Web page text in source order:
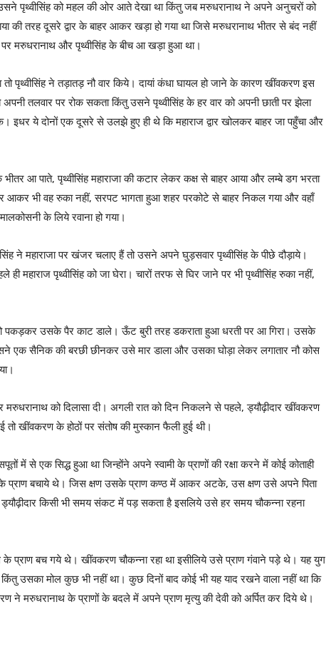
पृथ्वीसिंह को महल की ओर आते देखा था किंतु जब मरुधरानाथ ने अपने अनुचरों को
की तरह दूसरे द्वार के बाहर आकर खड़ा हो गया था जिसे मरुधरानाथ भीतर से बंद नहीं
मरुधरानाथ और पृथ्वीसिंह के बीच आ खड़ा हुआ था।
पृथ्वीसिंह ने तड़ातड़ नौ वार किये। दायां कंधा घायल हो जाने के कारण खींवकरण इस
अपनी तलवार पर रोक सकता किंतु उसने पृथ्वीसिंह के हर वार को अपनी छाती पर झेला
इधर ये दोनों एक दूसरे से उलझे हुए ही थे कि महाराज द्वार खोलकर बाहर जा पहुँचा और
आ पाते, पृथ्वीसिंह महाराजा की कटार लेकर कक्ष से बाहर आया और लम्बे डग भरता
भी वह रुका नहीं, सरपट भागता हुआ शहर परकोटे से बाहर निकल गया और वहाँ
के लिये रवाना हो गया।
ने महाराजा पर खंजर चलाए हैं तो उसने अपने घुड़सवार पृथ्वीसिंह के पीछे दौड़ाये।
महाराज पृथ्वीसिंह को जा घेरा। चारों तरफ से घिर जाने पर भी पृथ्वीसिंह रुका नहीं,
पकड़कर उसके पैर काट डाले। ऊँट बुरी तरह डकराता हुआ धरती पर आ गिरा। उसके
एक सैनिक की बरछी छीनकर उसे मार डाला और उसका घोड़ा लेकर लगातार नौ कोस
को दिलासा दी। अगली रात को दिन निकलने से पहले, ड्यौढ़ीदार खींवकरण
खींवकरण के होठों पर संतोष की मुस्कान फैली हुई थी।
में से एक सिद्ध हुआ था जिन्होंने अपने स्वामी के प्राणों की रक्षा करने में कोई कोताही
के प्राण बचाये थे। जिस क्षण उसके प्राण कण्ठ में आकर अटके, उस क्षण उसे अपने पिता
किसी भी समय संकट में पड़ सकता है इसलिये उसे हर समय चौकन्ना रहना
के प्राण बच गये थे। खींवकरण चौकन्ना रहा था इसीलिये उसे प्राण गंवाने पड़े थे। यह युग
किंतु उसका मोल कुछ भी नहीं था। कुछ दिनों बाद कोई भी यह याद रखने वाला नहीं था कि
ने मरुधरानाथ के प्राणों के बदले में अपने प्राण मृत्यु की देवी को अर्पित कर दिये थे।